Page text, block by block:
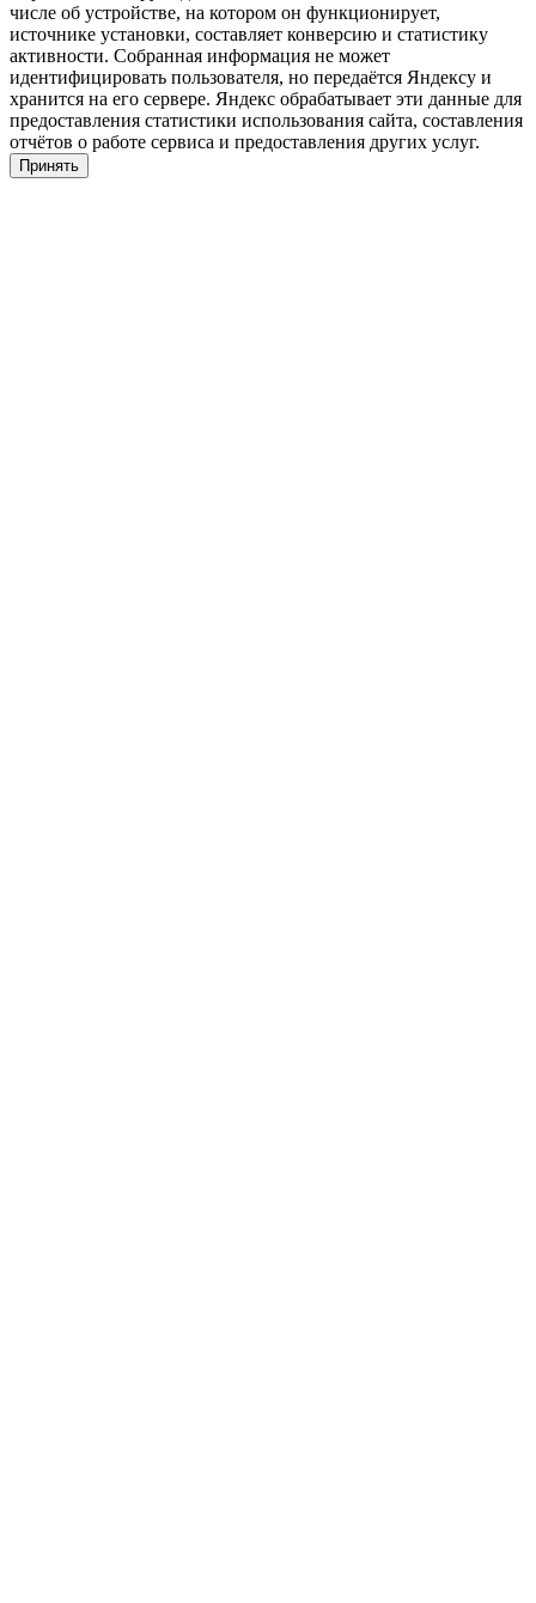
числе об устройстве, на котором он функционирует,
источнике установки, составляет конверсию и статистику
активности. Собранная информация не может
идентифицировать пользователя, но передаётся Яндексу и
хранится на его сервере. Яндекс обрабатывает эти данные для
предоставления статистики использования сайта, составления
отчётов о работе сервиса и предоставления других услуг.
Принять